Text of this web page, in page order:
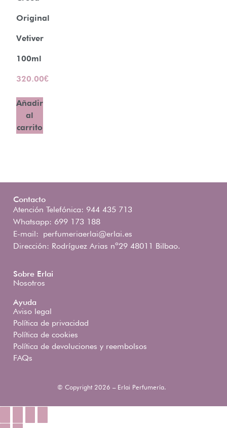
Original
Vetiver
100ml
320.00€
Añadir
al
carrito
Contacto
Atención Telefónica: 944 435 713
Whatsapp: 699 173 188
E-mail: perfumeriaerlai@erlai.es
Dirección: Rodríguez Arias nº29 48011 Bilbao.
Sobre Erlai
Nosotros
Ayuda
Aviso legal
Política de privacidad
Política de cookies
Política de devoluciones y reembolsos
FAQs
© Copyright 2026 – Erlai Perfumería.